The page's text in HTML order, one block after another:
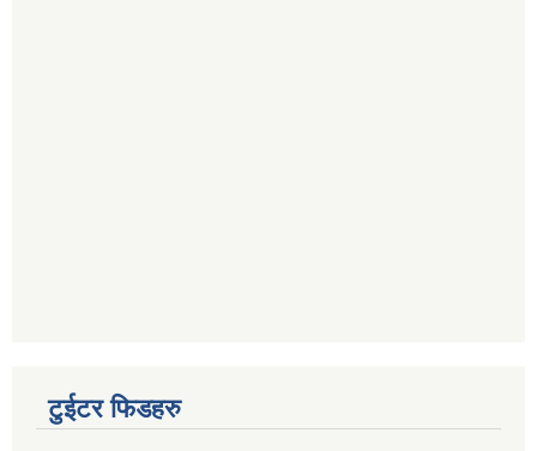
टुईटर फिडहरु